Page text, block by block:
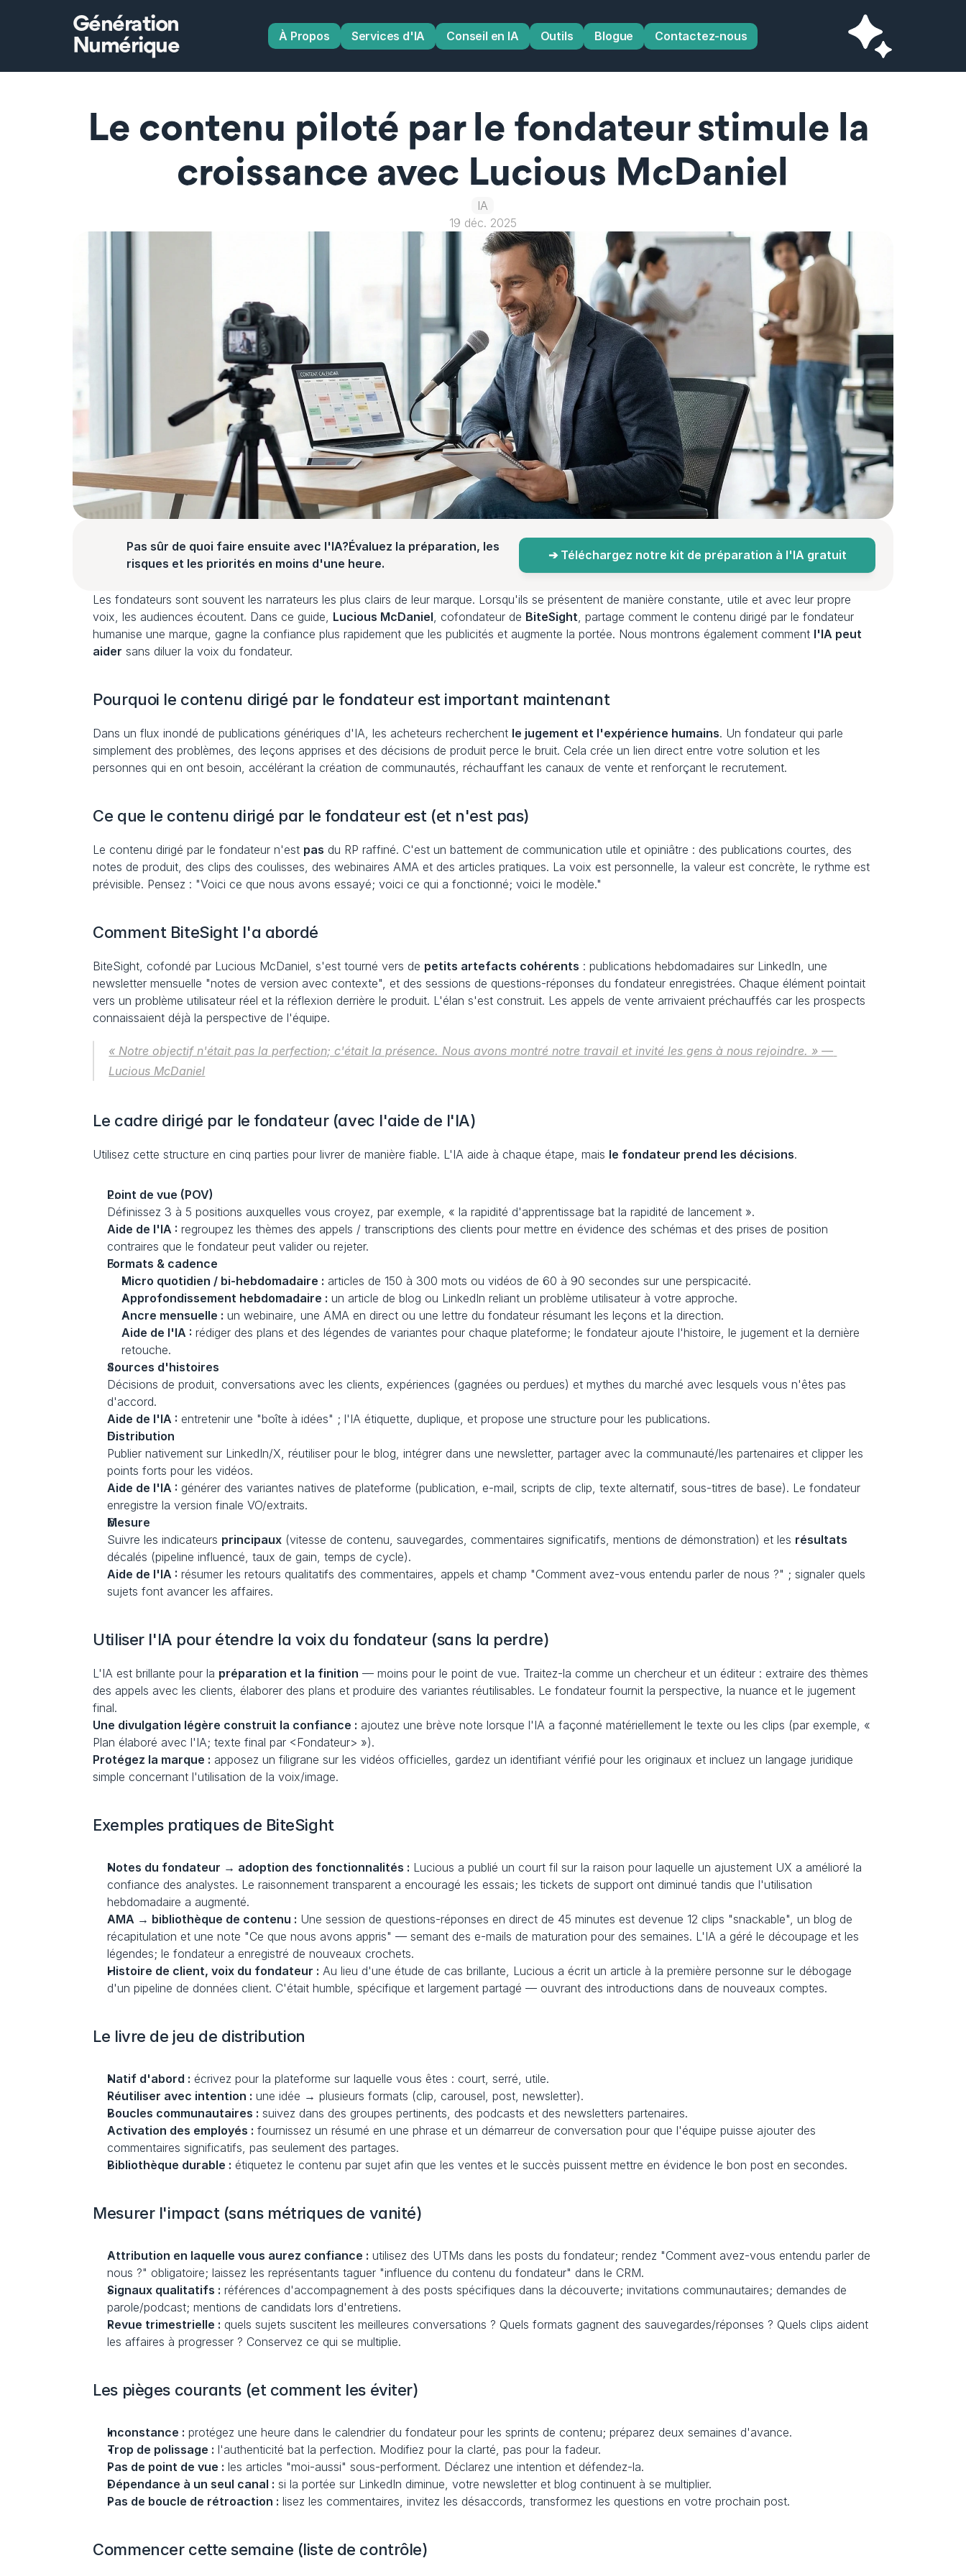
Génération
Numérique
À Propos Services d'IA Conseil en IA Outils Blogue Contactez-nous
Le contenu piloté par le fondateur stimule la
croissance avec Lucious McDaniel
IA
19 déc. 2025
Pas sûr de quoi faire ensuite avec l'IA?Évaluez la préparation, les
risques et les priorités en moins d'une heure.
➔ Téléchargez notre kit de préparation à l'IA gratuit
Les fondateurs sont souvent les narrateurs les plus clairs de leur marque. Lorsqu'ils se présentent de manière constante, utile et avec leur propre
voix, les audiences écoutent. Dans ce guide, Lucious McDaniel, cofondateur de BiteSight, partage comment le contenu dirigé par le fondateur
humanise une marque, gagne la confiance plus rapidement que les publicités et augmente la portée. Nous montrons également comment l'IA peut
aider sans diluer la voix du fondateur.
Pourquoi le contenu dirigé par le fondateur est important maintenant
Dans un flux inondé de publications génériques d'IA, les acheteurs recherchent le jugement et l'expérience humains. Un fondateur qui parle
simplement des problèmes, des leçons apprises et des décisions de produit perce le bruit. Cela crée un lien direct entre votre solution et les
personnes qui en ont besoin, accélérant la création de communautés, réchauffant les canaux de vente et renforçant le recrutement.
Ce que le contenu dirigé par le fondateur est (et n'est pas)
Le contenu dirigé par le fondateur n'est pas du RP raffiné. C'est un battement de communication utile et opiniâtre : des publications courtes, des
notes de produit, des clips des coulisses, des webinaires AMA et des articles pratiques. La voix est personnelle, la valeur est concrète, le rythme est
prévisible. Pensez : "Voici ce que nous avons essayé; voici ce qui a fonctionné; voici le modèle."
Comment BiteSight l'a abordé
BiteSight, cofondé par Lucious McDaniel, s'est tourné vers de petits artefacts cohérents : publications hebdomadaires sur LinkedIn, une
newsletter mensuelle "notes de version avec contexte", et des sessions de questions-réponses du fondateur enregistrées. Chaque élément pointait
vers un problème utilisateur réel et la réflexion derrière le produit. L'élan s'est construit. Les appels de vente arrivaient préchauffés car les prospects
connaissaient déjà la perspective de l'équipe.
« Notre objectif n'était pas la perfection; c'était la présence. Nous avons montré notre travail et invité les gens à nous rejoindre. » —
Lucious McDaniel
Le cadre dirigé par le fondateur (avec l'aide de l'IA)
Utilisez cette structure en cinq parties pour livrer de manière fiable. L'IA aide à chaque étape, mais le fondateur prend les décisions.
Point de vue (POV)
Définissez 3 à 5 positions auxquelles vous croyez, par exemple, « la rapidité d'apprentissage bat la rapidité de lancement ».
Aide de l'IA : regroupez les thèmes des appels / transcriptions des clients pour mettre en évidence des schémas et des prises de position
contraires que le fondateur peut valider ou rejeter.
Formats & cadence
Micro quotidien / bi-hebdomadaire : articles de 150 à 300 mots ou vidéos de 60 à 90 secondes sur une perspicacité.
Approfondissement hebdomadaire : un article de blog ou LinkedIn reliant un problème utilisateur à votre approche.
Ancre mensuelle : un webinaire, une AMA en direct ou une lettre du fondateur résumant les leçons et la direction.
Aide de l'IA : rédiger des plans et des légendes de variantes pour chaque plateforme; le fondateur ajoute l'histoire, le jugement et la dernière
retouche.
Sources d'histoires
Décisions de produit, conversations avec les clients, expériences (gagnées ou perdues) et mythes du marché avec lesquels vous n'êtes pas
d'accord.
Aide de l'IA : entretenir une "boîte à idées" ; l'IA étiquette, duplique, et propose une structure pour les publications.
Distribution
Publier nativement sur LinkedIn/X, réutiliser pour le blog, intégrer dans une newsletter, partager avec la communauté/les partenaires et clipper les
points forts pour les vidéos.
Aide de l'IA : générer des variantes natives de plateforme (publication, e-mail, scripts de clip, texte alternatif, sous-titres de base). Le fondateur
enregistre la version finale VO/extraits.
Mesure
Suivre les indicateurs principaux (vitesse de contenu, sauvegardes, commentaires significatifs, mentions de démonstration) et les résultats
décalés (pipeline influencé, taux de gain, temps de cycle).
Aide de l'IA : résumer les retours qualitatifs des commentaires, appels et champ "Comment avez-vous entendu parler de nous ?" ; signaler quels
sujets font avancer les affaires.
Utiliser l'IA pour étendre la voix du fondateur (sans la perdre)
L'IA est brillante pour la préparation et la finition — moins pour le point de vue. Traitez-la comme un chercheur et un éditeur : extraire des thèmes
des appels avec les clients, élaborer des plans et produire des variantes réutilisables. Le fondateur fournit la perspective, la nuance et le jugement
final.
Une divulgation légère construit la confiance : ajoutez une brève note lorsque l'IA a façonné matériellement le texte ou les clips (par exemple, «
Plan élaboré avec l'IA; texte final par <Fondateur> »).
Protégez la marque : apposez un filigrane sur les vidéos officielles, gardez un identifiant vérifié pour les originaux et incluez un langage juridique
simple concernant l'utilisation de la voix/image.
Exemples pratiques de BiteSight
Notes du fondateur → adoption des fonctionnalités : Lucious a publié un court fil sur la raison pour laquelle un ajustement UX a amélioré la
confiance des analystes. Le raisonnement transparent a encouragé les essais; les tickets de support ont diminué tandis que l'utilisation
hebdomadaire a augmenté.
AMA → bibliothèque de contenu : Une session de questions-réponses en direct de 45 minutes est devenue 12 clips "snackable", un blog de
récapitulation et une note "Ce que nous avons appris" — semant des e-mails de maturation pour des semaines. L'IA a géré le découpage et les
légendes; le fondateur a enregistré de nouveaux crochets.
Histoire de client, voix du fondateur : Au lieu d'une étude de cas brillante, Lucious a écrit un article à la première personne sur le débogage
d'un pipeline de données client. C'était humble, spécifique et largement partagé — ouvrant des introductions dans de nouveaux comptes.
Le livre de jeu de distribution
Natif d'abord : écrivez pour la plateforme sur laquelle vous êtes : court, serré, utile.
Réutiliser avec intention : une idée → plusieurs formats (clip, carousel, post, newsletter).
Boucles communautaires : suivez dans des groupes pertinents, des podcasts et des newsletters partenaires.
Activation des employés : fournissez un résumé en une phrase et un démarreur de conversation pour que l'équipe puisse ajouter des
commentaires significatifs, pas seulement des partages.
Bibliothèque durable : étiquetez le contenu par sujet afin que les ventes et le succès puissent mettre en évidence le bon post en secondes.
Mesurer l'impact (sans métriques de vanité)
Attribution en laquelle vous aurez confiance : utilisez des UTMs dans les posts du fondateur; rendez "Comment avez-vous entendu parler de
nous ?" obligatoire; laissez les représentants taguer "influence du contenu du fondateur" dans le CRM.
Signaux qualitatifs : références d'accompagnement à des posts spécifiques dans la découverte; invitations communautaires; demandes de
parole/podcast; mentions de candidats lors d'entretiens.
Revue trimestrielle : quels sujets suscitent les meilleures conversations ? Quels formats gagnent des sauvegardes/réponses ? Quels clips aident
les affaires à progresser ? Conservez ce qui se multiplie.
Les pièges courants (et comment les éviter)
Inconstance : protégez une heure dans le calendrier du fondateur pour les sprints de contenu; préparez deux semaines d'avance.
Trop de polissage : l'authenticité bat la perfection. Modifiez pour la clarté, pas pour la fadeur.
Pas de point de vue : les articles "moi-aussi" sous-performent. Déclarez une intention et défendez-la.
Dépendance à un seul canal : si la portée sur LinkedIn diminue, votre newsletter et blog continuent à se multiplier.
Pas de boucle de rétroaction : lisez les commentaires, invitez les désaccords, transformez les questions en votre prochain post.
Commencer cette semaine (liste de contrôle)